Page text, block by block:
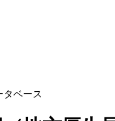
タベース